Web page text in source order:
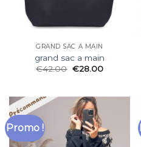
GRAND SAC A MAIN
grand sac a main
€42.00 €28.00
Promo !